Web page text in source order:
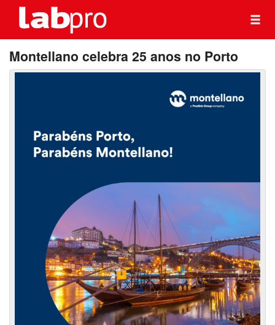
Montellano celebra 25 anos no Porto